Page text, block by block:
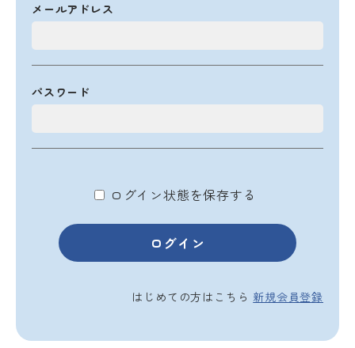
メールアドレス
パスワード
ログイン状態を保存する
はじめての方はこちら 新規会員登録